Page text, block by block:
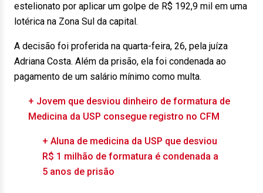
estelionato por aplicar um golpe de R$ 192,9 mil em uma
lotérica na Zona Sul da capital.
A decisão foi proferida na quarta-feira, 26, pela juíza
Adriana Costa. Além da prisão, ela foi condenada ao
pagamento de um salário mínimo como multa.
+ Jovem que desviou dinheiro de formatura de
Medicina da USP consegue registro no CFM
+ Aluna de medicina da USP que desviou
R$ 1 milhão de formatura é condenada a
5 anos de prisão